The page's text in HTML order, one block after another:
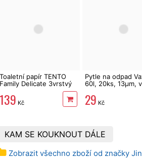
Toaletní papír TENTO
Family Delicate 3vrstvý
139 Kč
Pytle na odpad
60l, 20ks, 13µm,
29 Kč
KAM SE KOUKNOUT DÁLE
Zobrazit všechno zboží od značky